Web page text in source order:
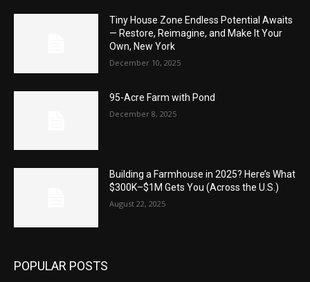
Tiny House Zone Endless Potential Awaits
— Restore, Reimagine, and Make It Your
Own, New York
December 10, 2025
95-Acre Farm with Pond
December 8, 2025
Building a Farmhouse in 2025? Here’s What
$300K–$1M Gets You (Across the U.S.)
August 22, 2025
POPULAR POSTS